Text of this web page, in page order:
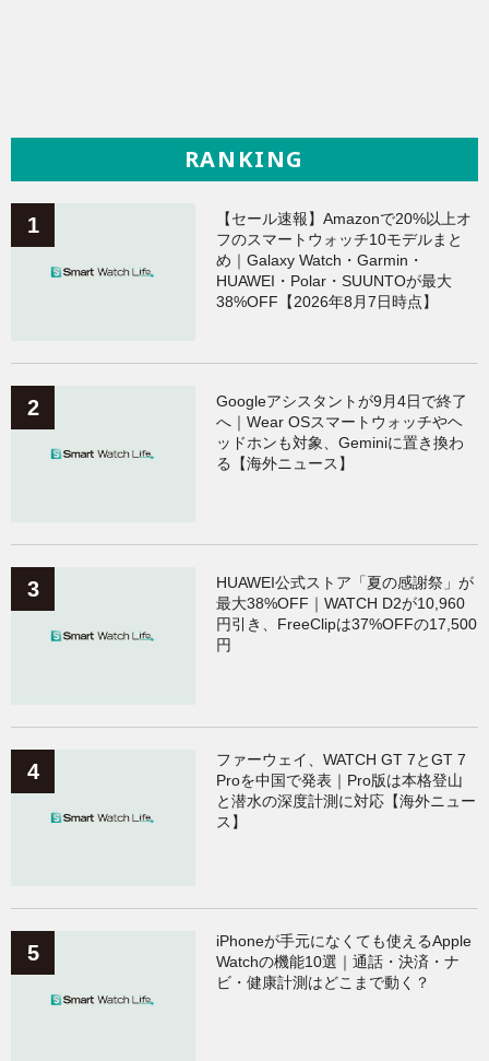
RANKING
【セール速報】Amazonで20%以上オ
フのスマートウォッチ10モデルまと
め｜Galaxy Watch・Garmin・
HUAWEI・Polar・SUUNTOが最大
38%OFF【2026年8月7日時点】
Googleアシスタントが9月4日で終了
へ｜Wear OSスマートウォッチやヘ
ッドホンも対象、Geminiに置き換わ
る【海外ニュース】
HUAWEI公式ストア「夏の感謝祭」が
最大38%OFF｜WATCH D2が10,960
円引き、FreeClipは37%OFFの17,500
円
ファーウェイ、WATCH GT 7とGT 7
Proを中国で発表｜Pro版は本格登山
と潜水の深度計測に対応【海外ニュー
ス】
iPhoneが手元になくても使えるApple
Watchの機能10選｜通話・決済・ナ
ビ・健康計測はどこまで動く？